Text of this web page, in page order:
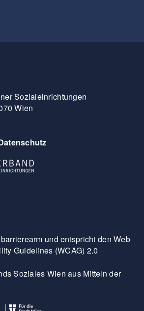
Sozialeinrichtungen
Wien
und entspricht den Web
Guidelines (WCAG) 2.0
Soziales Wien aus Mitteln der